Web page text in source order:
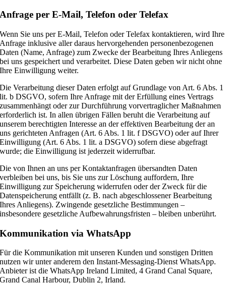
Anfrage per E-Mail, Telefon oder Telefax
Wenn Sie uns per E-Mail, Telefon oder Telefax kontaktieren, wird Ihre
Anfrage inklusive aller daraus hervorgehenden personenbezogenen
Daten (Name, Anfrage) zum Zwecke der Bearbeitung Ihres Anliegens
bei uns gespeichert und verarbeitet. Diese Daten geben wir nicht ohne
Ihre Einwilligung weiter.
Die Verarbeitung dieser Daten erfolgt auf Grundlage von Art. 6 Abs. 1
lit. b DSGVO, sofern Ihre Anfrage mit der Erfüllung eines Vertrags
zusammenhängt oder zur Durchführung vorvertraglicher Maßnahmen
erforderlich ist. In allen übrigen Fällen beruht die Verarbeitung auf
unserem berechtigten Interesse an der effektiven Bearbeitung der an
uns gerichteten Anfragen (Art. 6 Abs. 1 lit. f DSGVO) oder auf Ihrer
Einwilligung (Art. 6 Abs. 1 lit. a DSGVO) sofern diese abgefragt
wurde; die Einwilligung ist jederzeit widerrufbar.
Die von Ihnen an uns per Kontaktanfragen übersandten Daten
verbleiben bei uns, bis Sie uns zur Löschung auffordern, Ihre
Einwilligung zur Speicherung widerrufen oder der Zweck für die
Datenspeicherung entfällt (z. B. nach abgeschlossener Bearbeitung
Ihres Anliegens). Zwingende gesetzliche Bestimmungen –
insbesondere gesetzliche Aufbewahrungsfristen – bleiben unberührt.
Kommunikation via WhatsApp
Für die Kommunikation mit unseren Kunden und sonstigen Dritten
nutzen wir unter anderem den Instant-Messaging-Dienst WhatsApp.
Anbieter ist die WhatsApp Ireland Limited, 4 Grand Canal Square,
Grand Canal Harbour, Dublin 2, Irland.